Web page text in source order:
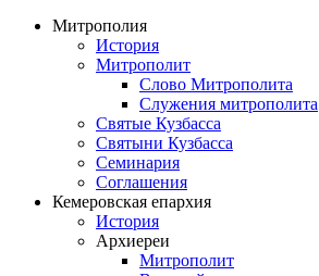
Митрополия
История
Митрополит
Слово Митрополита
Служения митрополита
Святые Кузбасса
Святыни Кузбасса
Семинария
Соглашения
Кемеровская епархия
История
Архиереи
Митрополит